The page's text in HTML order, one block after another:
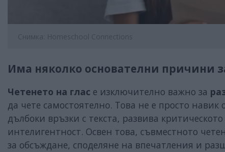
Снимка: Homeschool Connections
Има няколко основателни причини
Четенето на глас е изключително важно за
да чете самостоятелно. Това не е просто
дълбоки връзки с текста, развива
интелигентност. Освен това, съвместното
за обсъждане, споделяне на впечатления и